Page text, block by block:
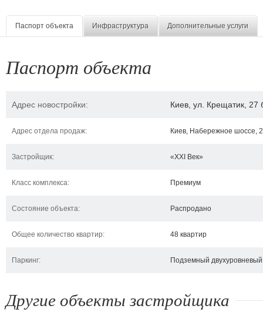
Паспорт объекта Инфраструктура Дополнительные услуги
Паспорт объекта
Адрес новостройки: Киев, ул. Крещатик, 27
Адрес отдела продаж: Киев, Набережное шоссе,
Застройщик: «XXI Век»
Класс комплекса: Премиум
Состояние объекта: Распродано
Общее количество квартир: 48 квартир
Паркинг: Подземный двухуровневый
Другие объекты застройщика
ЖК Парус ЖК Триумфальная арка